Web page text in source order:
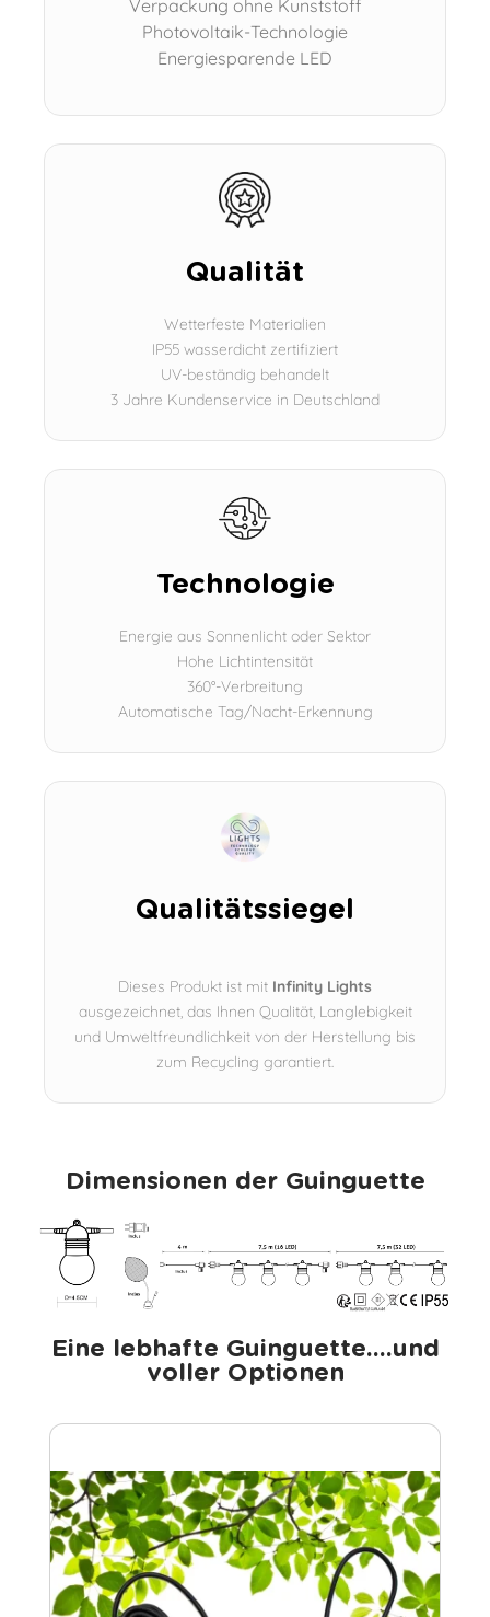
Verpackung ohne Kunststoff
Photovoltaik-Technologie
Energiesparende LED
Qualität
Wetterfeste Materialien
IP55 wasserdicht zertifiziert
UV-beständig behandelt
3 Jahre Kundenservice in Deutschland
Technologie
Energie aus Sonnenlicht oder Sektor
Hohe Lichtintensität
360°-Verbreitung
Automatische Tag/Nacht-Erkennung
Qualitätssiegel
Dieses Produkt ist mit Infinity Lights
ausgezeichnet, das Ihnen Qualität, Langlebigkeit
und Umweltfreundlichkeit von der Herstellung bis
zum Recycling garantiert.
Dimensionen der Guinguette
Eine lebhafte Guinguette....und
voller Optionen